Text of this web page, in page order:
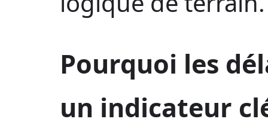
Pourquoi les
un indicateur